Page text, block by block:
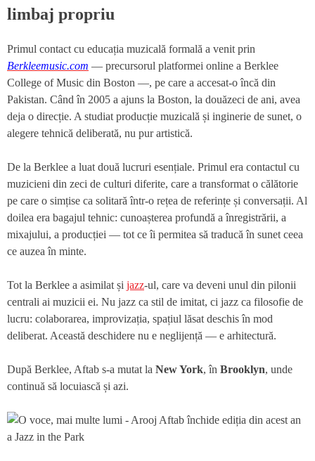
limbaj propriu
Primul contact cu educația muzicală formală a venit prin
Berkleemusic.com — precursorul platformei online a Berklee
College of Music din Boston —, pe care a accesat-o încă din
Pakistan. Când în 2005 a ajuns la Boston, la douăzeci de ani, avea
deja o direcție. A studiat producție muzicală și inginerie de sunet, o
alegere tehnică deliberată, nu pur artistică.
De la Berklee a luat două lucruri esențiale. Primul era contactul cu
muzicieni din zeci de culturi diferite, care a transformat o călătorie
pe care o simțise ca solitară într-o rețea de referințe și conversații. Al
doilea era bagajul tehnic: cunoașterea profundă a înregistrării, a
mixajului, a producției — tot ce îi permitea să traducă în sunet ceea
ce auzea în minte.
Tot la Berklee a asimilat și jazz-ul, care va deveni unul din pilonii
centrali ai muzicii ei. Nu jazz ca stil de imitat, ci jazz ca filosofie de
lucru: colaborarea, improvizația, spațiul lăsat deschis în mod
deliberat. Această deschidere nu e neglijență — e arhitectură.
După Berklee, Aftab s-a mutat la New York, în Brooklyn, unde
continuă să locuiască și azi.